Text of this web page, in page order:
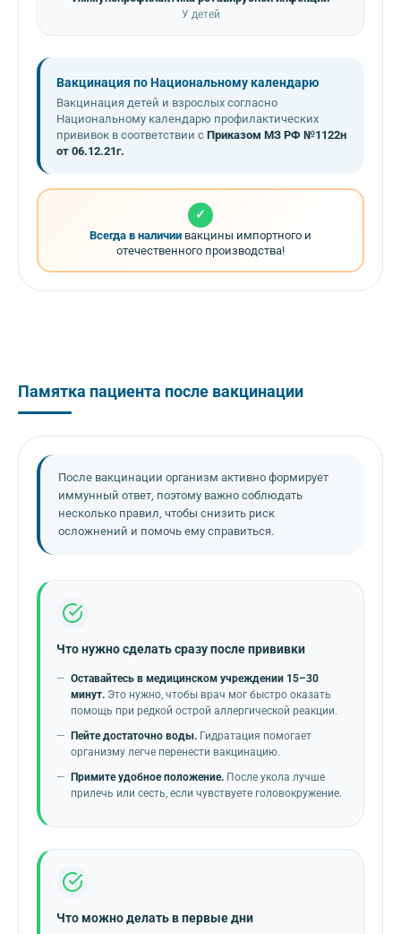
У детей
Вакцинация по Национальному календарю
Вакцинация детей и взрослых согласно
Национальному календарю профилактических
прививок в соответствии с Приказом МЗ РФ №1122н
от 06.12.21г.
✓
Всегда в наличии вакцины импортного и
отечественного производства!
Памятка пациента после вакцинации
После вакцинации организм активно формирует
иммунный ответ, поэтому важно соблюдать
несколько правил, чтобы снизить риск
осложнений и помочь ему справиться.
Что нужно сделать сразу после прививки
Оставайтесь в медицинском учреждении 15–30
минут. Это нужно, чтобы врач мог быстро оказать
помощь при редкой острой аллергической реакции.
Пейте достаточно воды. Гидратация помогает
организму легче перенести вакцинацию.
Примите удобное положение. После укола лучше
прилечь или сесть, если чувствуете головокружение.
Что можно делать в первые дни